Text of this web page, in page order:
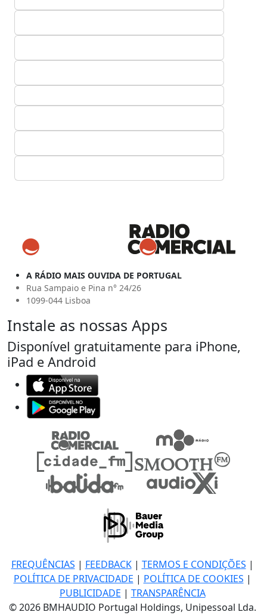
A RÁDIO MAIS OUVIDA DE PORTUGAL
Rua Sampaio e Pina n° 24/26
1099-044 Lisboa
Instale as nossas Apps
Disponível gratuitamente para iPhone,
iPad e Android
FREQUÊNCIAS | FEEDBACK| TERMOS E CONDIÇÕES |
POLÍTICA DE PRIVACIDADE | POLÍTICA DE COOKIES |
PUBLICIDADE | TRANSPARÊNCIA
© 2026 BMHAUDIO Portugal Holdings, Unipessoal Lda.